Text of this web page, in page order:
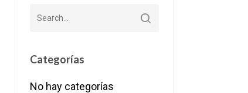
Categorías
No hay categorías